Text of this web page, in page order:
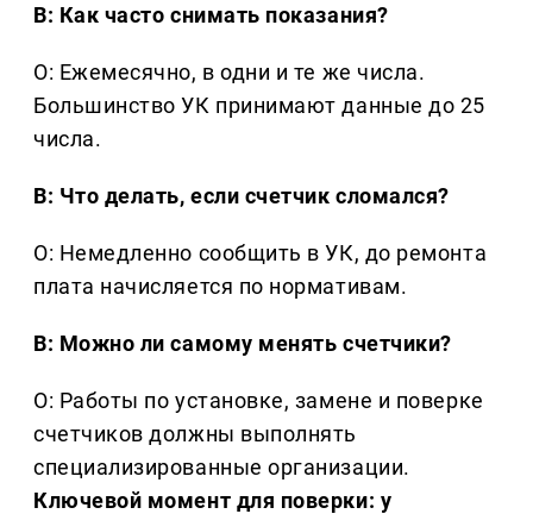
В: Как часто снимать показания?
О: Ежемесячно, в одни и те же числа.
Большинство УК принимают данные до 25
числа.
В: Что делать, если счетчик сломался?
О: Немедленно сообщить в УК, до ремонта
плата начисляется по нормативам.
В: Можно ли самому менять счетчики?
О: Работы по установке, замене и поверке
счетчиков должны выполнять
специализированные организации.
Ключевой момент для поверки: у